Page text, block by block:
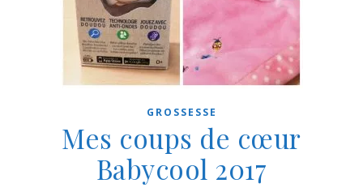
GROSSESSE
Mes coups de cœur
Babycool 2017